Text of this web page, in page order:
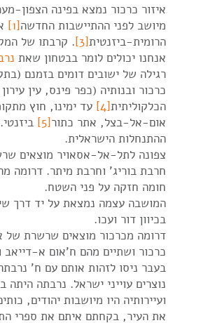
איזור כרכור נמצא בפינה הצפון-
מיושב לפני ההתיישבות החדשה[1]
הרומית-ביזנטית[3]
. קרבתו של
אנחנו יכולים לומר בבטחון שאת
רגילה של ישובים דומים בזמנם
כרכור ובנותיה (כפר פינס, עין
הכלקוליתית[4]
עד ימינו, חוץ
אום-אל-בצל, אתר כתור[5]
ההתנחלות הישראלית.
צפונה לתל-אל-אסאויר מוצאים
חרבת בוריג' וחרבת מיתר. דרומה
חומה חזקה על פני השטח.
המושבה עצמה נמצאת על יד דרך
בכיוון דור ועכו.
דרומה מכרכור מוצאים שרשרת
כרכור ושתיים מהם ח'אום א-דייאב
בעבר ניסו לזהות אותם עם ח'
נוצרים עוייני ישראל. נרבתה